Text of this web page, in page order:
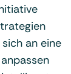
an eine